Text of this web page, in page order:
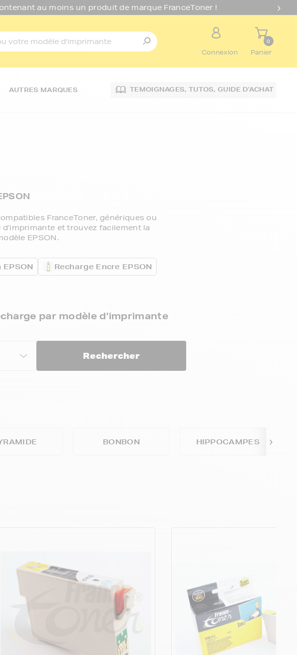
au moins un produit de marque FranceToner !
Connexion
0
Panier
AUTRES MARQUES TEMOIGNAGES, TUTOS,GUIDE D'ACHAT
FranceToner, génériques ou
et trouvez facilement la
EPSON.
EPSON Recharge Encre EPSON
par modèle d’imprimante
Rechercher
BONBON HIPPOCAMPES